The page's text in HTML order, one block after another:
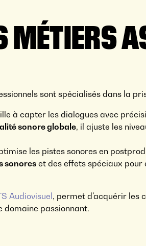
MÉTIERS
sont spécialisés dans la
à capter les dialogues avec
sonore globale, il ajuste les
les pistes sonores en
sonoreset des effets spéciaux pour
Audiovisuel , permet d'acquérir les
domaine passionnant.